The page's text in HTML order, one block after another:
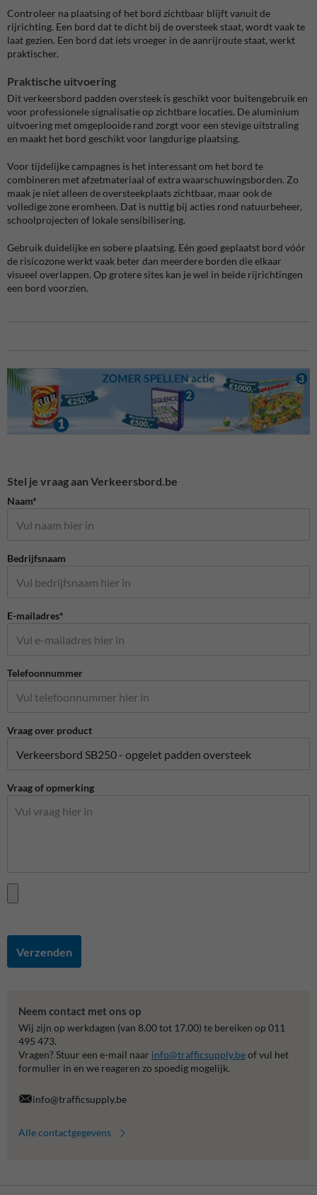
Controleer na plaatsing of het bord zichtbaar blijft vanuit de
rijrichting. Een bord dat te dicht bij de oversteek staat, wordt vaak te
laat gezien. Een bord dat iets vroeger in de aanrijroute staat, werkt
praktischer.
Praktische uitvoering
Dit verkeersbord padden oversteek is geschikt voor buitengebruik en
voor professionele signalisatie op zichtbare locaties. De aluminium
uitvoering met omgeplooide rand zorgt voor een stevige uitstraling
en maakt het bord geschikt voor langdurige plaatsing.
Voor tijdelijke campagnes is het interessant om het bord te
combineren met afzetmateriaal of extra waarschuwingsborden. Zo
maak je niet alleen de oversteekplaats zichtbaar, maar ook de
volledige zone eromheen. Dat is nuttig bij acties rond natuurbeheer,
schoolprojecten of lokale sensibilisering.
Gebruik duidelijke en sobere plaatsing. Eén goed geplaatst bord vóór
de risicozone werkt vaak beter dan meerdere borden die elkaar
visueel overlappen. Op grotere sites kan je wel in beide rijrichtingen
een bord voorzien.
Stel je vraag aan Verkeersbord.be
Naam*
Bedrijfsnaam
E-mailadres*
Telefoonnummer
Vraag over product
Vraag of opmerking
Verzenden
Neem contact met ons op
Wij zijn op werkdagen (van 8.00 tot 17.00) te bereiken op 011
495 473.
Vragen? Stuur een e-mail naar info@trafficsupply.beof vul het
formulier in en we reageren zo spoedig mogelijk.
info@trafficsupply.be
Alle contactgegevens